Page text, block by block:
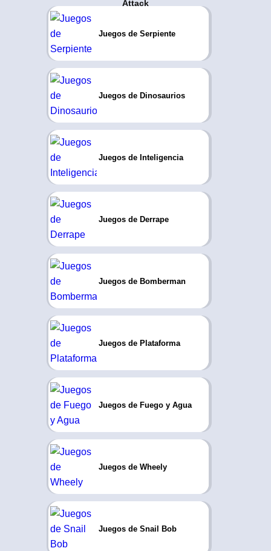
Juegos de Serpiente
Juegos de Dinosaurios
Juegos de Inteligencia
Juegos de Derrape
Juegos de Bomberman
Juegos de Plataforma
Juegos de Fuego y Agua
Juegos de Wheely
Juegos de Snail Bob